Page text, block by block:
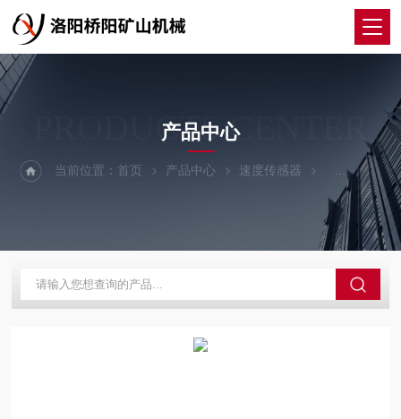
PRODUCTS CENTER
产品中心
当前位置：首页 产品中心 速度传感器 GSC10速度